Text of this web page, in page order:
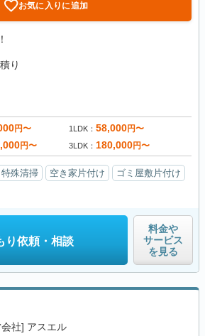
お気に入りに追加
り
円〜 1LDK 58,000円〜
円〜 3LDK 180,000円〜
特殊清掃 空き家片付け
ゴミ屋敷片付け
り依頼・相談
料金や
サービス
を見る
社] アスエル